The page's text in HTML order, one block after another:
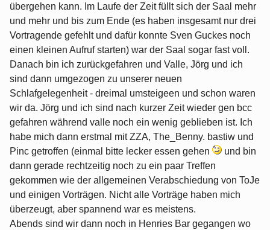
übergehen kann. Im Laufe der Zeit füllt sich der Saal mehr
und mehr und bis zum Ende (es haben insgesamt nur drei
Vortragende gefehlt und dafür konnte Sven Guckes noch
einen kleinen Aufruf starten) war der Saal sogar fast voll.
Danach bin ich zurückgefahren und Valle, Jörg und ich
sind dann umgezogen zu unserer neuen
Schlafgelegenheit - dreimal umsteigeen und schon waren
wir da. Jörg und ich sind nach kurzer Zeit wieder gen bcc
gefahren während valle noch ein wenig geblieben ist. Ich
habe mich dann erstmal mit ZZA, The_Benny. bastiw und
Pinc getroffen (einmal bitte lecker essen gehen
und bin
dann gerade rechtzeitig noch zu ein paar Treffen
gekommen wie der allgemeinen Verabschiedung von ToJe
und einigen Vorträgen. Nicht alle Vorträge haben mich
überzeugt, aber spannend war es meistens.
Abends sind wir dann noch in Henries Bar gegangen wo